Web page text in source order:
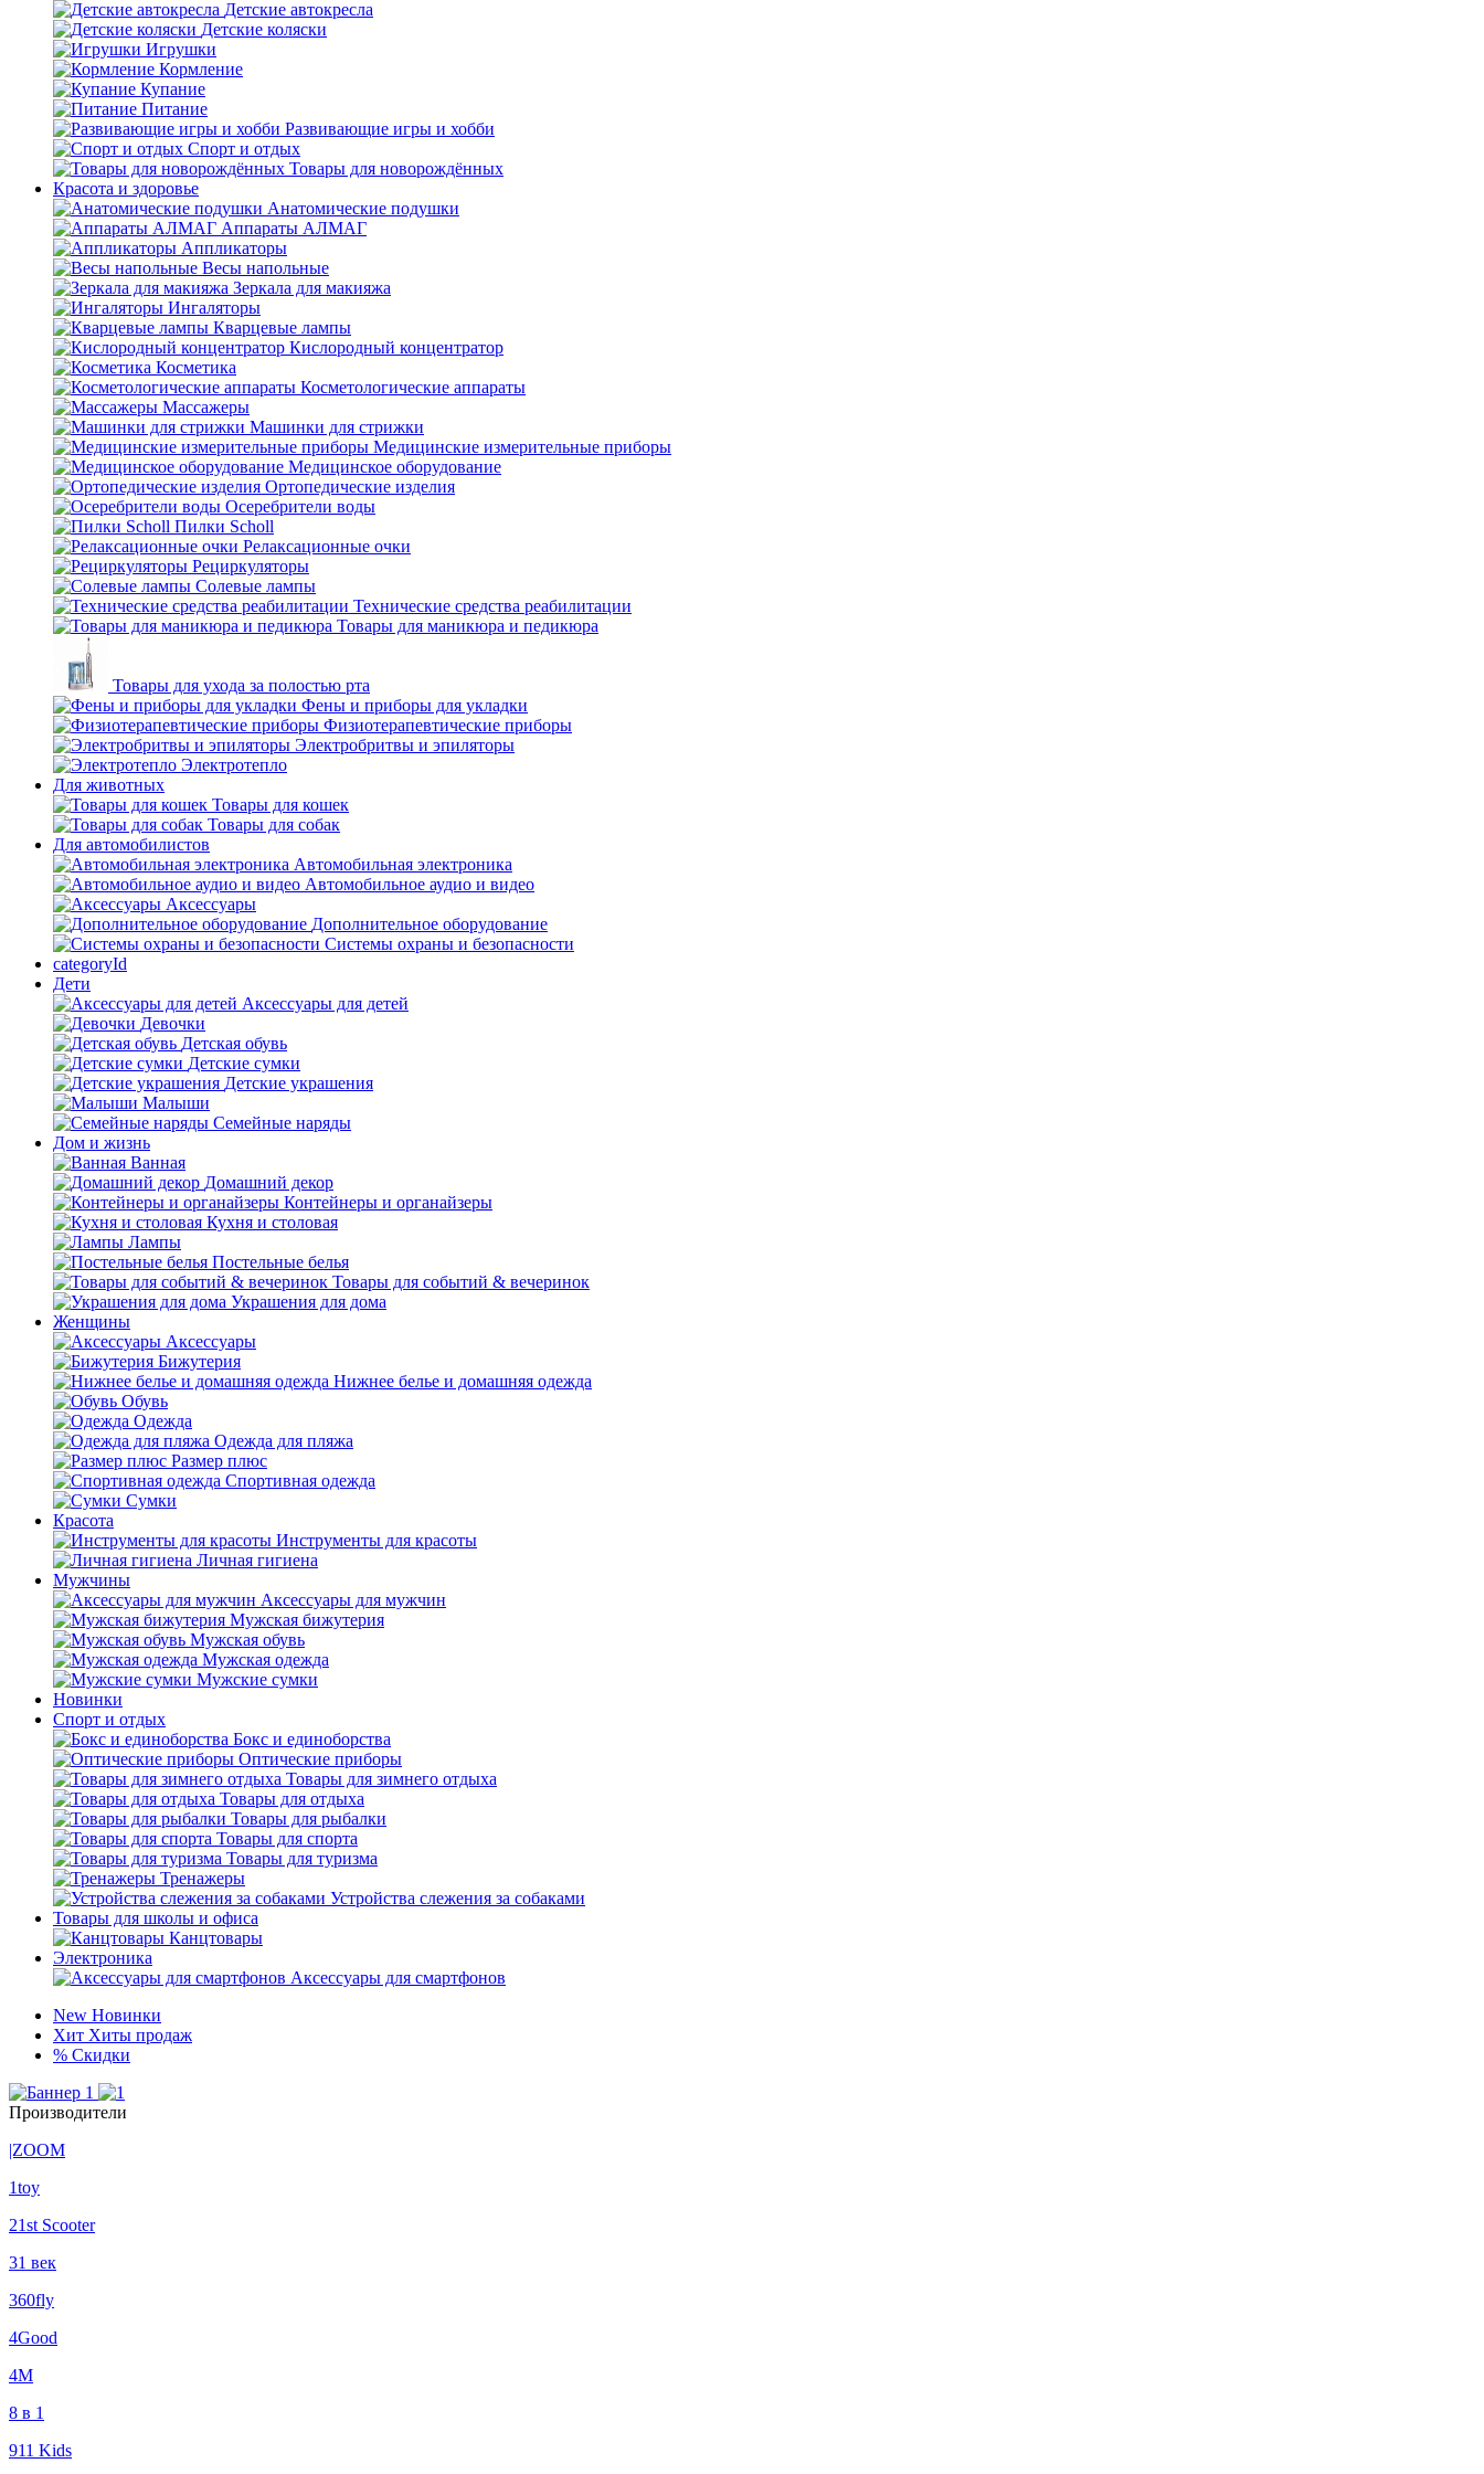
Детские автокресла
Детские коляски
Игрушки
Кормление
Купание
Питание
Развивающие игры и хобби
Спорт и отдых
Товары для новорождённых
Красота и здоровье
Анатомические подушки
Аппараты АЛМАГ
Аппликаторы
Весы напольные
Зеркала для макияжа
Ингаляторы
Кварцевые лампы
Кислородный концентратор
Косметика
Косметологические аппараты
Массажеры
Машинки для стрижки
Медицинские измерительные приборы
Медицинское оборудование
Ортопедические изделия
Осеребрители воды
Пилки Scholl
Релаксационные очки
Рециркуляторы
Солевые лампы
Технические средства реабилитации
Товары для маникюра и педикюра
Товары для ухода за полостью рта
Фены и приборы для укладки
Физиотерапевтические приборы
Электробритвы и эпиляторы
Электротепло
Для животных
Товары для кошек
Товары для собак
Для автомобилистов
Автомобильная электроника
Автомобильное аудио и видео
Аксессуары
Дополнительное оборудование
Системы охраны и безопасности
categoryId
Дети
Аксессуары для детей
Девочки
Детская обувь
Детские сумки
Детские украшения
Малыши
Семейные наряды
Дом и жизнь
Ванная
Домашний декор
Контейнеры и органайзеры
Кухня и столовая
Лампы
Постельные белья
Товары для событий & вечеринок
Украшения для дома
Женщины
Аксессуары
Бижутерия
Нижнее белье и домашняя одежда
Обувь
Одежда
Одежда для пляжа
Размер плюс
Спортивная одежда
Сумки
Красота
Инструменты для красоты
Личная гигиена
Мужчины
Аксессуары для мужчин
Мужская бижутерия
Мужская обувь
Мужская одежда
Мужские сумки
Новинки
Спорт и отдых
Бокс и единоборства
Оптические приборы
Товары для зимнего отдыха
Товары для отдыха
Товары для рыбалки
Товары для спорта
Товары для туризма
Тренажеры
Устройства слежения за собаками
Товары для школы и офиса
Канцтовары
Электроника
Аксессуары для смартфонов
New Новинки
Хит Хиты продаж
% Скидки
Производители
|ZOOM
1toy
21st Scooter
31 век
360fly
4Good
4М
8 в 1
911 Kids